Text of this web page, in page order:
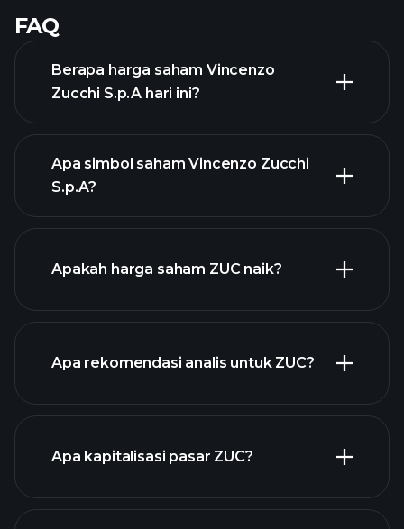
FAQ
Berapa harga saham Vincenzo
Zucchi S.p.A hari ini?
Apa simbol saham Vincenzo Zucchi
S.p.A?
Apakah harga saham ZUC naik?
Apa rekomendasi analis untuk ZUC?
Apa kapitalisasi pasar ZUC?